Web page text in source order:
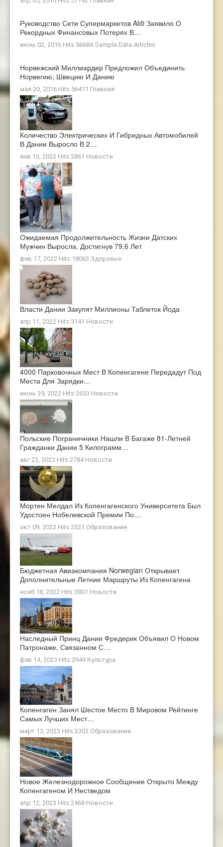
Руководство Сети Супермаркетов Aldi Заявило О
Рекордных Финансовых Потерях В…
июнь 02, 2016 Hits:56684 Sample Data-Articles
Норвежский Миллиардер Предложил Объединить
Норвегию, Швецию И Данию
мая 20, 2016 Hits:56411 Главная
Количество Электрических И Гибридных Автомобилей
В Дании Выросло В 2…
янв 13, 2022 Hits:2861 Новости
Ожидаемая Продолжительность Жизни Датских
Мужчин Выросла, Достигнув 79,6 Лет
фев 17, 2022 Hits:18063 Здоровье
Власти Дании Закупят Миллионы Таблеток Йода
апр 11, 2022 Hits:3141 Новости
4000 Парковочных Мест В Копенгагене Передадут Под
Места Для Зарядки…
июнь 29, 2022 Hits:2653 Новости
Польские Пограничники Нашли В Багаже 81-Летней
Гражданки Дании 5 Килограмм…
авг 23, 2022 Hits:2784 Новости
Мортен Мелдал Из Копенгагенского Университета Был
Удостоен Нобелевской Премии По…
окт 09, 2022 Hits:2521 Образование
Бюджетная Авиакомпания Norwegian Открывает
Дополнительные Летние Маршруты Из Копенгагена
нояб 18, 2022 Hits:2801 Новости
Наследный Принц Дании Фредерик Объявил О Новом
Патронаже, Связанном С…
фев 14, 2023 Hits:2949 Культура
Копенгаген Занял Шестое Место В Мировом Рейтинге
Самых Лучших Мест…
март 13, 2023 Hits:2302 Образование
Новое Железнодорожное Сообщение Открыто Между
Копенгагеном И Нестведом
апр 12, 2023 Hits:2468 Новости